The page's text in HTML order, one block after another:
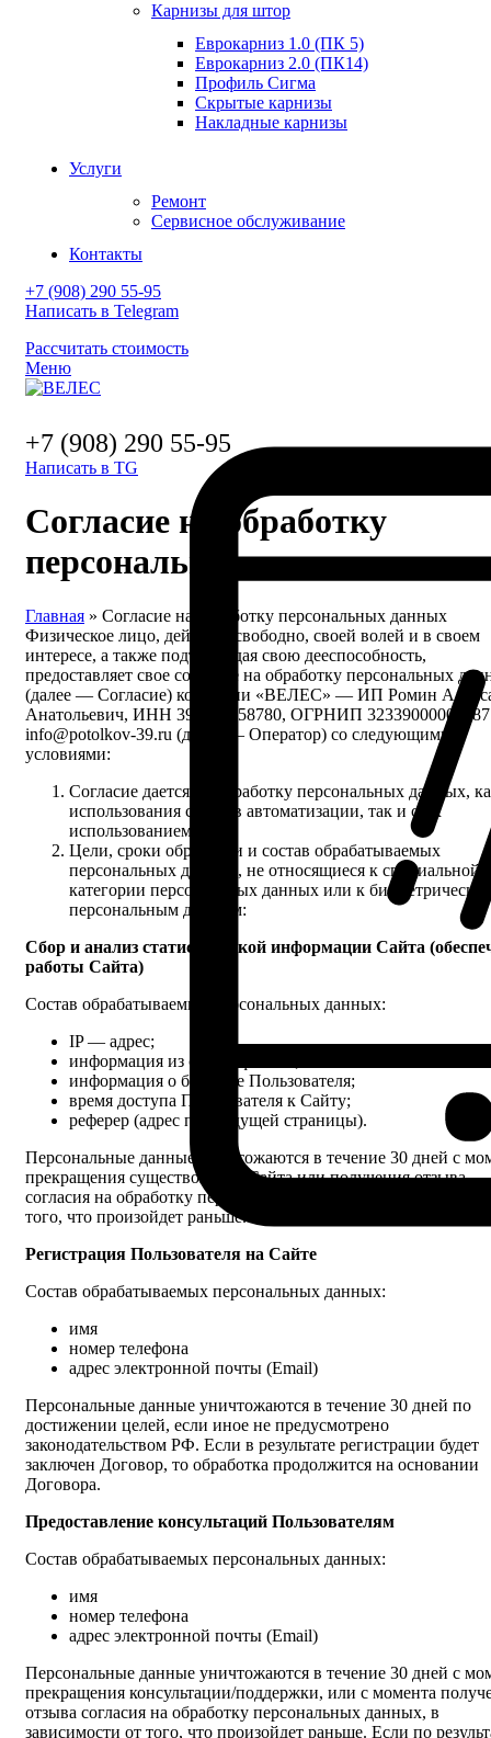
Карнизы для штор
Еврокарниз 1.0 (ПК 5)
Еврокарниз 2.0 (ПК14)
Профиль Сигма
Скрытые карнизы
Накладные карнизы
Услуги
Ремонт
Сервисное обслуживание
Контакты
+7 (908) 290 55-95
Написать в Telegram
Рассчитать стоимость
Меню
+7 (908) 290 55-95
Написать в TG
Согласие на обработку
персональных данных
Главная » Согласие на обработку персональных данных
Физическое лицо, действуя свободно, своей волей и в своем
интересе, а также подтверждая свою дееспособность,
предоставляет свое согласие на обработку персональных
(далее — Согласие) компании «ВЕЛЕС» — ИП Ромин
Анатольевич, ИНН 390502358780, ОГРНИП
info@potolkov-39.ru (далее — Оператор) со следующими
условиями:
Согласие дается на обработку персональных данных,
использования средств автоматизации, так и с их
использованием.
Цели, сроки обработки и состав обрабатываемых
персональных данных, не относящиеся к специальной
категории персональных данных или к
персональным данным:
Сбор и анализ статистической информации Сайта
работы Сайта)
Состав обрабатываемых персональных данных:
IP — адрес;
информация из cookie-файлов;
информация о браузере Пользователя;
время доступа Пользователя к Сайту;
реферер (адрес предыдущей страницы).
Персональные данные уничтожаются в течение 30 дней с
прекращения существования Сайта или получения отзыва
согласия на обработку персональных данных, в зависимости
того, что произойдет раньше.
Регистрация Пользователя на Сайте
Состав обрабатываемых персональных данных:
имя
номер телефона
адрес электронной почты (Email)
Персональные данные уничтожаются в течение 30 дней по
достижении целей, если иное не предусмотрено
законодательством РФ. Если в результате регистрации будет
заключен Договор, то обработка продолжится на основании
Договора.
Предоставление консультаций Пользователям
Состав обрабатываемых персональных данных:
имя
номер телефона
адрес электронной почты (Email)
Персональные данные уничтожаются в течение 30 дней с
прекращения консультации/поддержки, или с момента
отзыва согласия на обработку персональных данных, в
зависимости от того, что произойдет раньше. Если по